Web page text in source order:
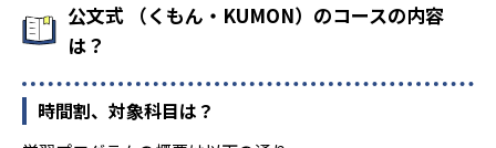
公文式 （くもん・KUMON）のコースの内容
は？
時間割、対象科目は？